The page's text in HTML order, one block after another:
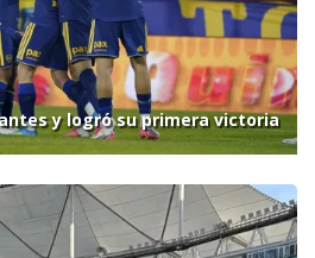
y logró su primera victoria